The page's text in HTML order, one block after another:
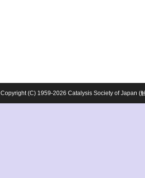
Copyright (C) 1959-2026 Catalysis Society of Japan (